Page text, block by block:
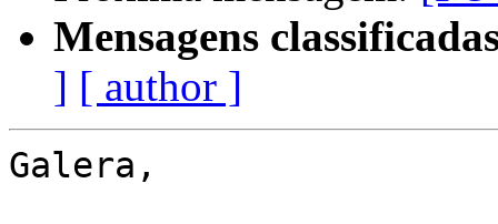
Mensagens
] [ author ]
Galera,